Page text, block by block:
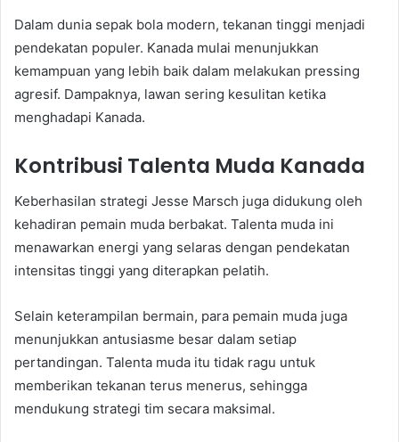
Dalam dunia sepak bola modern, tekanan tinggi menjadi
pendekatan populer. Kanada mulai menunjukkan
kemampuan yang lebih baik dalam melakukan pressing
agresif. Dampaknya, lawan sering kesulitan ketika
menghadapi Kanada.
Kontribusi Talenta Muda Kanada
Keberhasilan strategi Jesse Marsch juga didukung oleh
kehadiran pemain muda berbakat. Talenta muda ini
menawarkan energi yang selaras dengan pendekatan
intensitas tinggi yang diterapkan pelatih.
Selain keterampilan bermain, para pemain muda juga
menunjukkan antusiasme besar dalam setiap
pertandingan. Talenta muda itu tidak ragu untuk
memberikan tekanan terus menerus, sehingga
mendukung strategi tim secara maksimal.